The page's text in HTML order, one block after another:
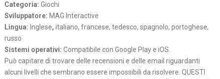
Categoria: Giochi
Sviluppatore: MAG Interactive
Lingua: Inglese, italiano, francese, tedesco, spagnolo, portoghese,
russo
Sistemi operativi: Compatibile con Google Play e iOS.
Può capitare di trovare delle recensioni e delle email riguardanti
alcuni livelli che sembrano essere impossibili da risolvere. QUESTI